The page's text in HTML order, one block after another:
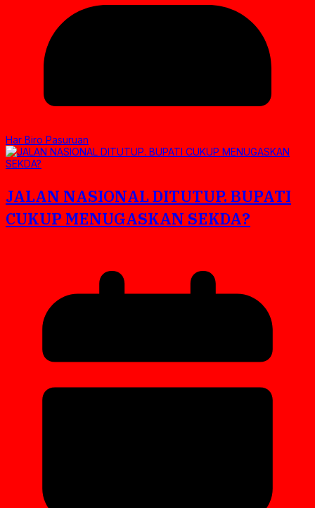
Har Biro Pasuruan
JALAN NASIONAL DITUTUP. BUPATI
CUKUP MENUGASKAN SEKDA?